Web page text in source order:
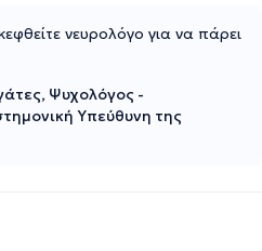
νευρολόγο για να πάρει
Ψυχολόγος -
Υπεύθυνη της